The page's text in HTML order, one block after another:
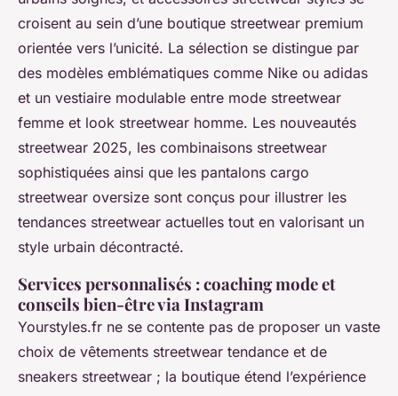
croisent au sein d’une boutique streetwear premium
orientée vers l’unicité. La sélection se distingue par
des modèles emblématiques comme Nike ou adidas
et un vestiaire modulable entre mode streetwear
femme et look streetwear homme. Les nouveautés
streetwear 2025, les combinaisons streetwear
sophistiquées ainsi que les pantalons cargo
streetwear oversize sont conçus pour illustrer les
tendances streetwear actuelles tout en valorisant un
style urbain décontracté.
Services personnalisés : coaching mode et
conseils bien-être via Instagram
Yourstyles.fr ne se contente pas de proposer un vaste
choix de vêtements streetwear tendance et de
sneakers streetwear ; la boutique étend l’expérience